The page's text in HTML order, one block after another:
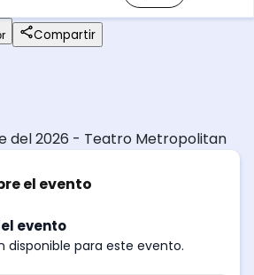
Compartir
del 2026 - Teatro Metropolitan
el evento
evento
disponible para este evento.